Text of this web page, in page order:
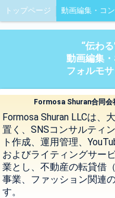
トップページ
渋谷、恵比寿、表参道、青山を紹介するブログ
“伝わる
動画編集
フォルモ
Formosa Shuran合同会
Formosa Shuran LLCは、
置く、SNSコンサルティ
ト作成、運用管理、
およびライティングサー
業とし、不動産の転貸借
事業、ファッション関連
す。